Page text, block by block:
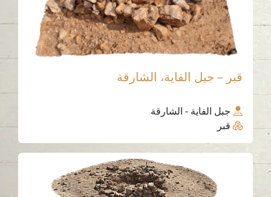
قبر – جبل الفاية، الشارقة
جبل الفاية - الشارقة
قبر